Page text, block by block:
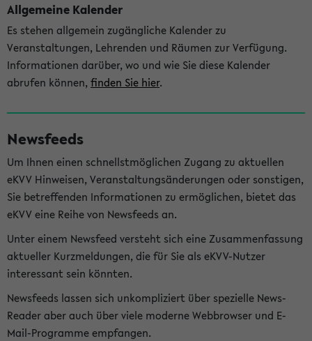
Allgemeine Kalender
Es stehen allgemein zugängliche Kalender zu
Veranstaltungen, Lehrenden und Räumen zur Verfügung.
Informationen darüber, wo und wie Sie diese Kalender
abrufen können, finden Sie hier.
Newsfeeds
Um Ihnen einen schnellstmöglichen Zugang zu aktuellen
eKVV Hinweisen, Veranstaltungsänderungen oder sonstigen,
Sie betreffenden Informationen zu ermöglichen, bietet das
eKVV eine Reihe von Newsfeeds an.
Unter einem Newsfeed versteht sich eine Zusammenfassung
aktueller Kurzmeldungen, die für Sie als eKVV-Nutzer
interessant sein könnten.
Newsfeeds lassen sich unkompliziert über spezielle News-
Reader aber auch über viele moderne Webbrowser und E-
Mail-Programme empfangen.